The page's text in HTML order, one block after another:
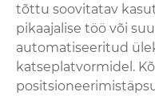
tõttu soovitatav
pikaajalise töö või
automatiseeritud
katseplatvormidel.